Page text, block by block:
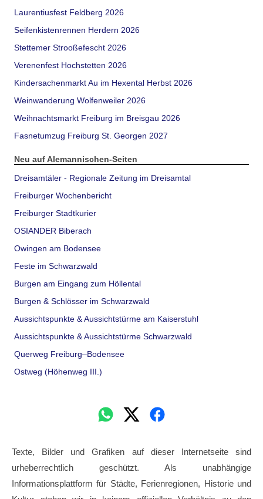
Laurentiusfest Feldberg 2026
Seifenkistenrennen Herdern 2026
Stettemer Strooßefescht 2026
Verenenfest Hochstetten 2026
Kindersachenmarkt Au im Hexental Herbst 2026
Weinwanderung Wolfenweiler 2026
Weihnachtsmarkt Freiburg im Breisgau 2026
Fasnetumzug Freiburg St. Georgen 2027
Neu auf Alemannischen-Seiten
Dreisamtäler - Regionale Zeitung im Dreisamtal
Freiburger Wochenbericht
Freiburger Stadtkurier
OSIANDER Biberach
Owingen am Bodensee
Feste im Schwarzwald
Burgen am Eingang zum Höllental
Burgen & Schlösser im Schwarzwald
Aussichtspunkte & Aussichtstürme am Kaiserstuhl
Aussichtspunkte & Aussichtstürme Schwarzwald
Querweg Freiburg–Bodensee
Ostweg (Höhenweg III.)
Texte, Bilder und Grafiken auf dieser Internetseite sind
urheberrechtlich geschützt. Als unabhängige
Informationsplattform für Städte, Ferienregionen, Historie und